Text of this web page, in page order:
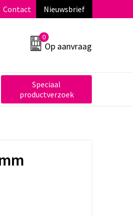
Contact Nieuwsbrief
0
Op aanvraag
Speciaal
productverzoek